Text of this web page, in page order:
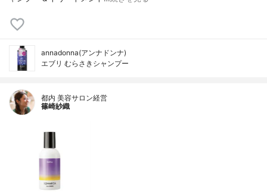
annadonna(アンナドンナ)
エブリ むらさきシャンプー
都内 美容サロン経営
篠崎紗織